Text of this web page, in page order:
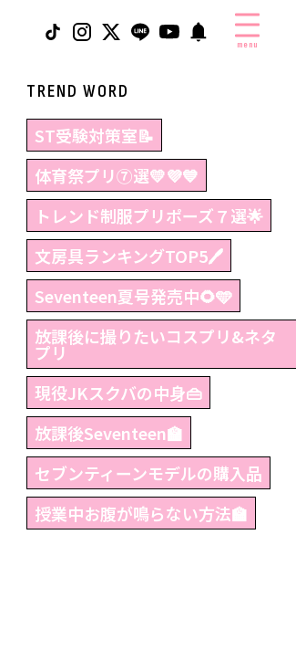
menu
TREND WORD
ST受験対策室📝
体育祭プリ⑦選💛💜💙
トレンド制服プリポーズ７選🌟
文房具ランキングTOP5🖊
Seventeen夏号発売中🌻🩵
放課後に撮りたいコスプリ&ネタ
プリ
現役JKスクバの中身👜
放課後Seventeen🏫
セブンティーンモデルの購入品
授業中お腹が鳴らない方法🏫